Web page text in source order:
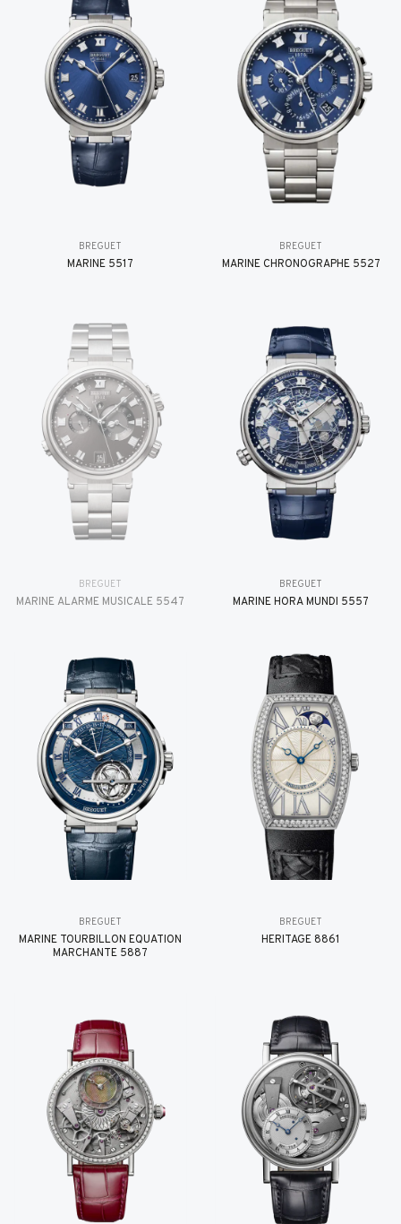
BREGUET
MARINE 5517
BREGUET
MARINE CHRONOGRAPHE 5527
BREGUET
MARINE ALARME MUSICALE 5547
BREGUET
MARINE HORA MUNDI 5557
BREGUET
MARINE TOURBILLON ÉQUATION
MARCHANTE 5887
BREGUET
HÉRITAGE 8861